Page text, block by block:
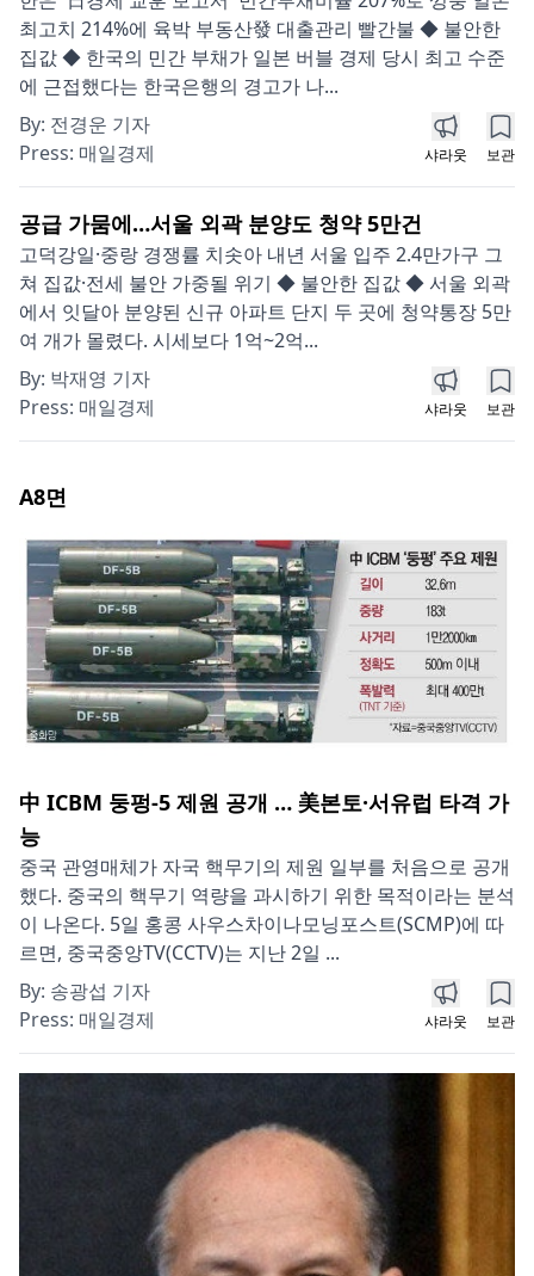
최고치 214%에 육박 부동산發 대출관리 빨간불 ◆ 불안한
집값 ◆ 한국의 민간 부채가 일본 버블 경제 당시 최고 수준
에 근접했다는 한국은행의 경고가 나...
By: 전경운 기자
Press: 매일경제 샤라웃 보관
공급 가뭄에…서울 외곽 분양도 청약 5만건
고덕강일·중랑 경쟁률 치솟아 내년 서울 입주 2.4만가구 그
쳐 집값·전세 불안 가중될 위기 ◆ 불안한 집값 ◆ 서울 외곽
에서 잇달아 분양된 신규 아파트 단지 두 곳에 청약통장 5만
여 개가 몰렸다. 시세보다 1억~2억...
By: 박재영 기자
Press: 매일경제 샤라웃 보관
A8면
中 ICBM 둥펑-5 제원 공개 … 美본토·서유럽 타격 가
능
중국 관영매체가 자국 핵무기의 제원 일부를 처음으로 공개
했다. 중국의 핵무기 역량을 과시하기 위한 목적이라는 분석
이 나온다. 5일 홍콩 사우스차이나모닝포스트(SCMP)에 따
르면, 중국중앙TV(CCTV)는 지난 2일 ...
By: 송광섭 기자
Press: 매일경제 샤라웃 보관